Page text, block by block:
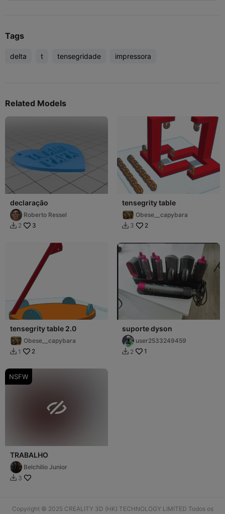
Tags
delta t tensegridade impressora
Related Models
declaração
Roberto Ressel
 2 3
tensegrity table
Obese__capybara
 3 2
tensegrity table 2.0
Obese__capybara
 1 2
suporte dyson
user2533249459
 2 1
NSFW

TRABALHO
Belchilio Junior
 3
Copyright © 2025 CREALITY 3D (HK) TECHNOLOGY LIMITED Todos os